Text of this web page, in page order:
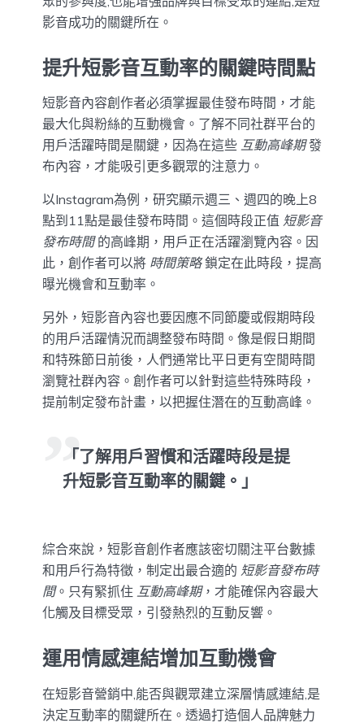
影音成功的關鍵所在。
提升短影音互動率的關鍵時間點
短影音內容創作者必須掌握最佳發布時間，才能
最大化與粉絲的互動機會。了解不同社群平台的
用戶活躍時間是關鍵，因為在這些 互動高峰期發
布內容，才能吸引更多觀眾的注意力。
以Instagram為例，研究顯示週三、週四的晚上8
點到11點是最佳發布時間。這個時段正值 短影音
發布時間的高峰期，用戶正在活躍瀏覽內容。因
此，創作者可以將 時間策略鎖定在此時段，提高
曝光機會和互動率。
另外，短影音內容也要因應不同節慶或假期時段
的用戶活躍情況而調整發布時間。像是假日期間
和特殊節日前後，人們通常比平日更有空閒時間
瀏覽社群內容。創作者可以針對這些特殊時段，
提前制定發布計畫，以把握住潛在的互動高峰。
「了解用戶習慣和活躍時段是提
升短影音互動率的關鍵。」
綜合來說，短影音創作者應該密切關注平台數據
和用戶行為特徵，制定出最合適的 短影音發布時
間。只有緊抓住 互動高峰期，才能確保內容最大
化觸及目標受眾，引發熱烈的互動反響。
運用情感連結增加互動機會
在短影音營銷中,能否與觀眾建立深層情感連結,是
決定互動率的關鍵所在。透過打造個人品牌魅力